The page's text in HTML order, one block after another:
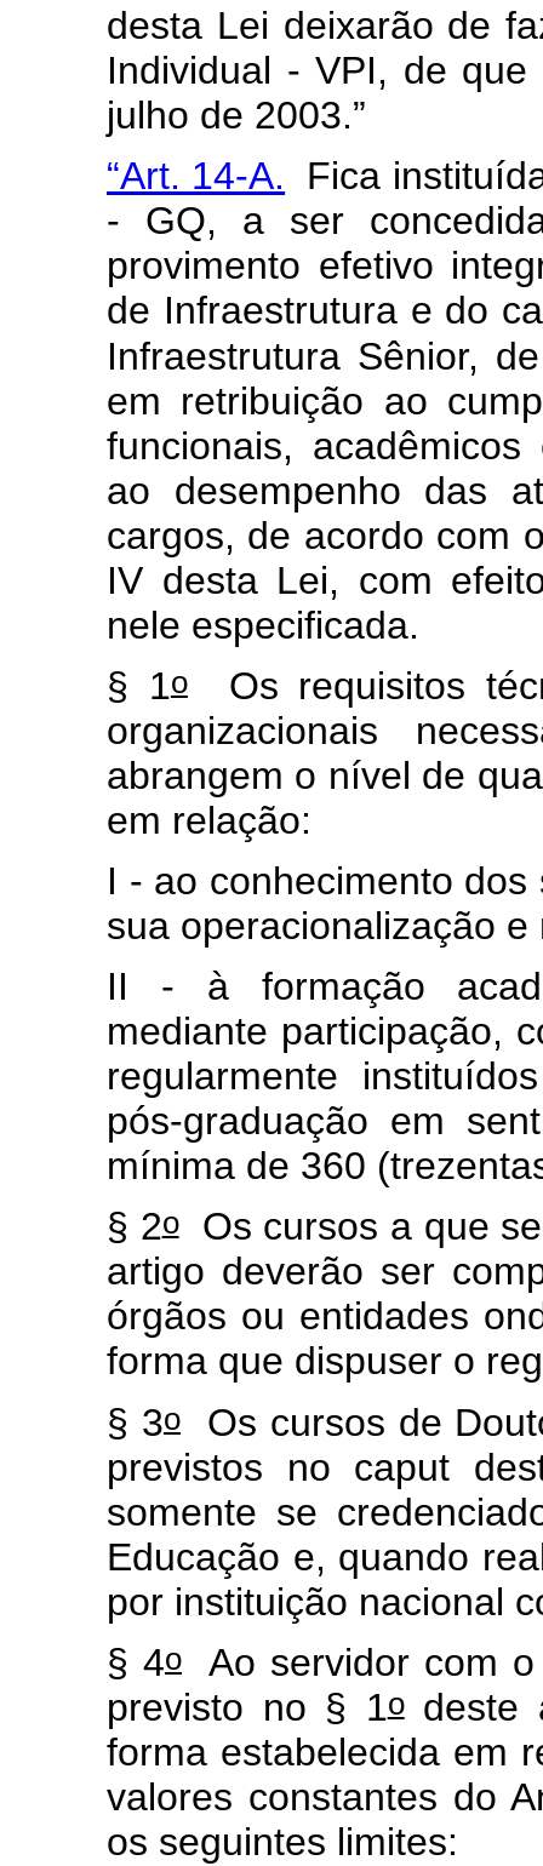
desta Lei deixarão de
Individual - VPI, de
julho de 2003.”
“Art. 14-A. Fica
- GQ, a ser
provimento efetivo
de Infraestrutura e do
Infraestrutura Sênior,
em retribuição ao
funcionais,
ao desempenho das
cargos, de acordo com
IV desta Lei, com
nele especificada.
§ 1oOs requisitos
organizacionais
abrangem o nível de
em relação:
I - ao conhecimento
sua operacionalização
II - à formação
mediante participação,
regularmente
pós-graduação em
mínima de 360
§ 2oOs cursos a que
artigo deverão ser
órgãos ou entidades
forma que dispuser o
§ 3oOs cursos de
previstos no caput
somente se
Educação e, quando
por instituição nacional
§ 4o Ao servidor com
previsto no § 1odeste
forma estabelecida em
valores constantes do
os seguintes limites: